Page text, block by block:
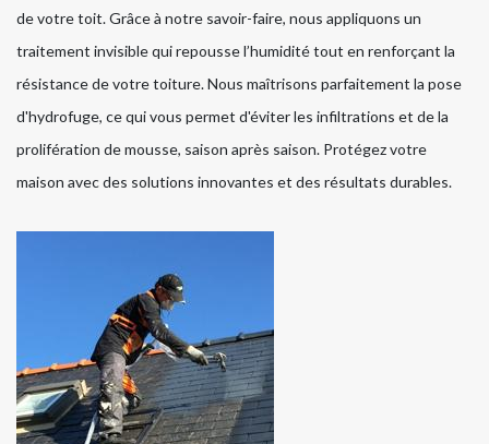
de votre toit. Grâce à notre savoir-faire, nous appliquons un
traitement invisible qui repousse l’humidité tout en renforçant la
résistance de votre toiture. Nous maîtrisons parfaitement la pose
d'hydrofuge, ce qui vous permet d'éviter les infiltrations et de la
prolifération de mousse, saison après saison. Protégez votre
maison avec des solutions innovantes et des résultats durables.